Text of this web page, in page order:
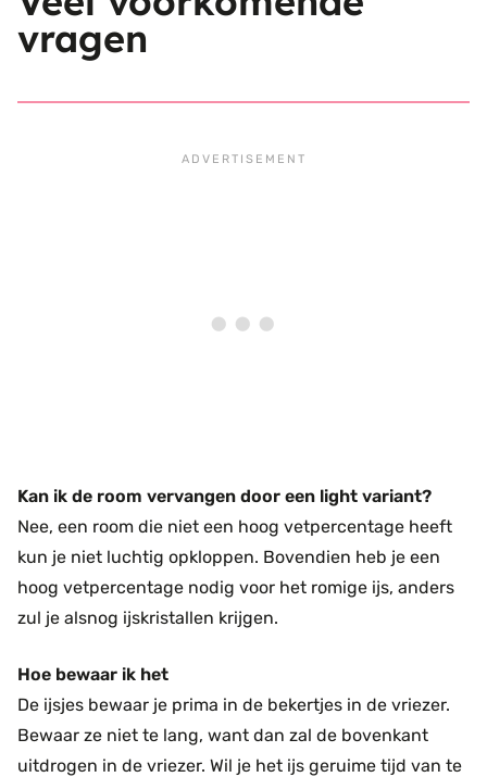
vragen
Kan ik de room vervangen door een light variant?
Nee, een room die niet een hoog vetpercentage heeft
kun je niet luchtig opkloppen. Bovendien heb je een
hoog vetpercentage nodig voor het romige ijs, anders
zul je alsnog ijskristallen krijgen.
Hoe bewaar ik het
De ijsjes bewaar je prima in de bekertjes in de vriezer.
Bewaar ze niet te lang, want dan zal de bovenkant
uitdrogen in de vriezer. Wil je het ijs geruime tijd van te